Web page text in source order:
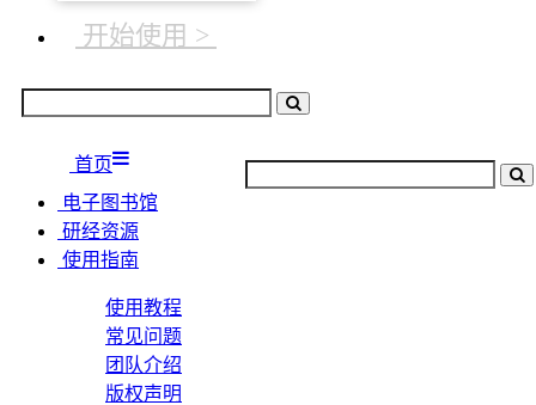
开始使用 >
首页
电子图书馆
研经资源
使用指南
使用教程
常见问题
团队介绍
版权声明